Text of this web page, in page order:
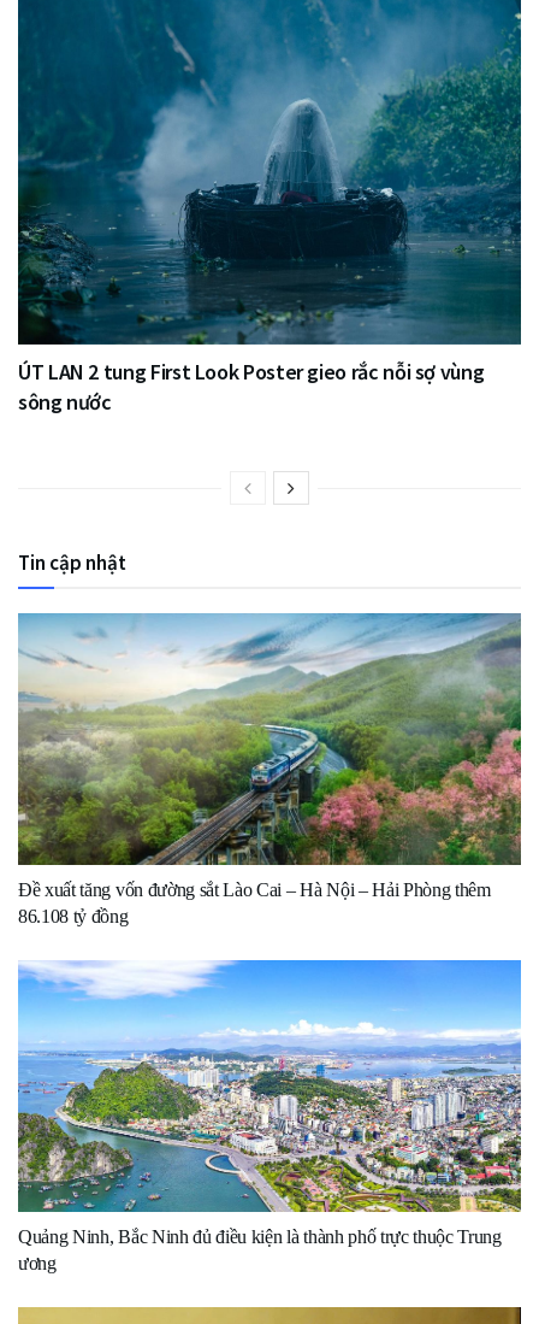
ÚT LAN 2 tung First Look Poster gieo rắc nỗi sợ vùng
sông nước
Tin cập nhật
Đề xuất tăng vốn đường sắt Lào Cai – Hà Nội – Hải Phòng thêm
86.108 tỷ đồng
Quảng Ninh, Bắc Ninh đủ điều kiện là thành phố trực thuộc Trung
ương